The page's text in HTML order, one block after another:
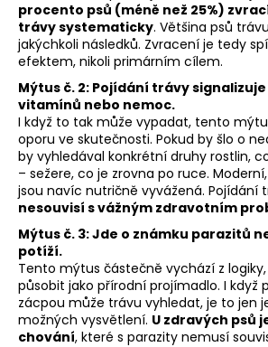
procento psů (méně než 25%)
trávy systematicky. Většina psů
jakýchkoli následků. Zvracení je tedy
efektem, nikoli primárním cílem.
Mýtus č. 2: Pojídání trávy
vitamínů nebo nemoc.
I když to tak může vypadat, tento
oporu ve skutečnosti. Pokud by šlo o
by vyhledával konkrétní druhy rostlin,
– sežere, co je zrovna po ruce.
jsou navíc nutričně vyvážená. Pojídání
nesouvisí s vážným zdravotním
Mýtus č. 3: Jde o známku parazitů
potíží.
Tento mýtus částečně vychází z
působit jako přírodní projímadlo. I když
zácpou může trávu vyhledat, je to jen
možných vysvětlení. U zdravých psů
chování, které s parazity nemusí
p
o
r
u
č
u
j
e
m
e